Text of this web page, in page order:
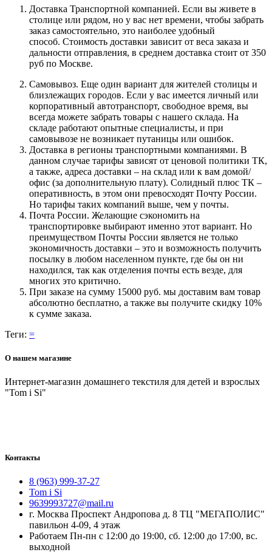
Доставка Транспортной компанией. Если вы живете в
столице или рядом, но у вас нет времени, чтобы забрать
заказ самостоятельно, это наиболее удобный
способ. Стоимость доставки зависит от веса заказа и
дальности отправления, в среднем доставка стоит от 350
руб по Москве.
Самовывоз. Еще один вариант для жителей столицы и
близлежащих городов. Если у вас имеется личный или
корпоративный автотранспорт, свободное время, вы
всегда можете забрать товары с нашего склада. На
складе работают опытные специалисты, и при
самовывозе не возникает путаницы или ошибок.
Доставка в регионы транспортными компаниями. В
данном случае тарифы зависят от ценовой политики ТК,
а также, адреса доставки – на склад или к вам домой/
офис (за дополнительную плату). Солидный плюс ТК –
оперативность, в этом они превосходят Почту России.
Но тарифы таких компаний выше, чем у почты.
Почта России. Желающие сэкономить на
транспортировке выбирают именно этот вариант. Но
преимуществом Почты России является не только
экономичность доставки – это и возможность получить
посылку в любом населенном пункте, где бы он ни
находился, так как отделения почты есть везде, для
многих это критично.
При заказе на сумму 15000 руб. мы доставим вам товар
абсолютно бесплатно, а также вы получите скидку 10%
к сумме заказа.
Теги: =
О нашем магазине
Интернет-магазин домашнего текстиля для детей и взрослых
"Tom i Si"
Контакты
8 (963) 999-37-27
Tom i Si
9639993727@mail.ru
г. Москва Проспект Андропова д. 8 ТЦ "МЕГАПОЛИС"
павильон 4-09, 4 этаж
Работаем Пн-пн с 12:00 до 19:00, сб. 12:00 до 17:00, вс.
выходной